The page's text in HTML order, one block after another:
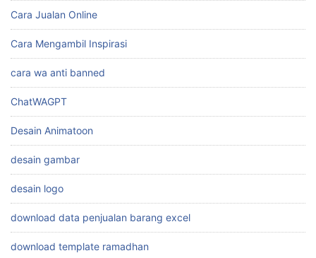
Cara Jualan Online
Cara Mengambil Inspirasi
cara wa anti banned
ChatWAGPT
Desain Animatoon
desain gambar
desain logo
download data penjualan barang excel
download template ramadhan